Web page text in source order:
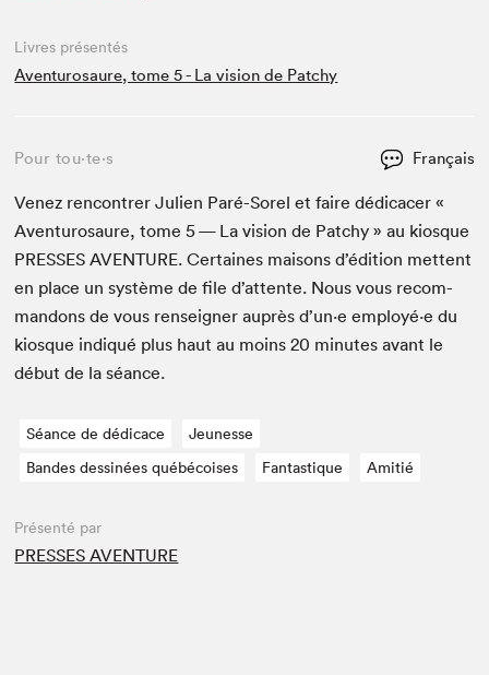
Livres présentés
Aventurosaure, tome 5 - La vision de Patchy
Pour tou⋅te⋅s Français
Venez ren­con­tr­er Julien Paré-Sorel et faire dédi­cac­er «
Aven­tur­osaure, tome5— La vision de Patchy » au kiosque
PRESS­ES AVEN­TURE. Cer­taines maisons d’édi­tion met­tent
en place un sys­tème de file d’at­tente. Nous vous recom­
man­dons de vous ren­seign­er auprès d’un·e employé·e du
kiosque indiqué plus haut au moins20 min­utes avant le
début de la séance.
Séance de dédicace
Jeunesse
Bandes dessinées québécoises
Fantastique Amitié
Présenté par
PRESSES AVENTURE